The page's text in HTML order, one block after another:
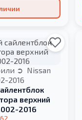
Nissan
2016
верхний
2016